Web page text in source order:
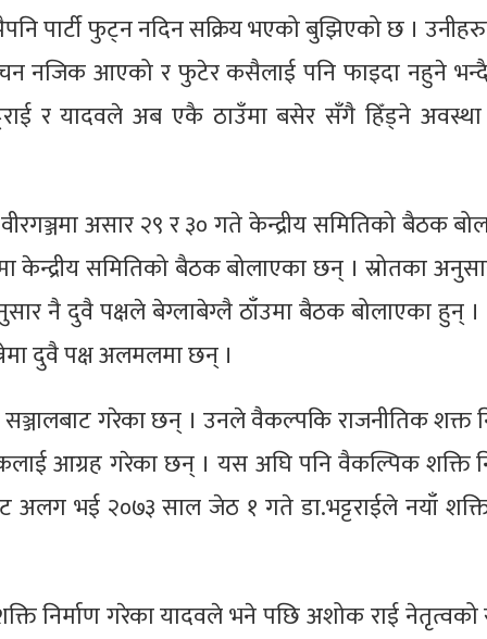
पार्टी फुट्न नदिन सक्रिय भएको बुझिएको छ ।
नजिक आएको र फुटेर कसैलाई पनि फाइदा नहुने भन्दै
र यादवले अब एकै ठाउँमा बसेर सँगै हिँड्ने अवस्था
असार २९ र ३० गते केन्द्रीय समितिको बैठक
केन्द्रीय समितिको बैठक बोलाएका छन् । स्रोतका
नै दुवै पक्षले बेग्लाबेग्लै ठाँउमा बैठक बोलाएका हुन् ।
दुवै पक्ष अलमलमा छन् ।
गरेका छन् । उनले वैकल्पकि राजनीतिक शक्त
आग्रह गरेका छन् । यस अघि पनि वैकल्पिक शक्ति
अलग भई २०७३ साल जेठ १ गते डा.भट्टराईले नयाँ शक्ति
निर्माण गरेका यादवले भने पछि अशोक राई